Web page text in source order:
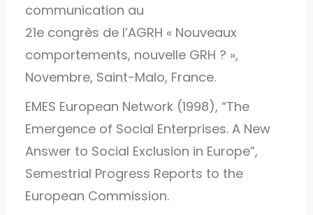
communication au
21e congrès de l’AGRH « Nouveaux
comportements, nouvelle GRH ? »,
Novembre, Saint-Malo, France.
EMES European Network (1998), “The
Emergence of Social Enterprises. A New
Answer to Social Exclusion in Europe”,
Semestrial Progress Reports to the
European Commission.